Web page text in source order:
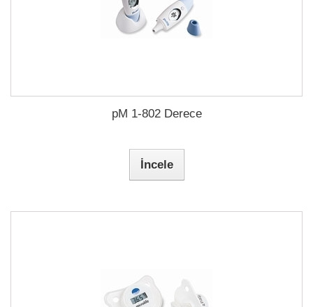
pM 1-802 Derece
İncele